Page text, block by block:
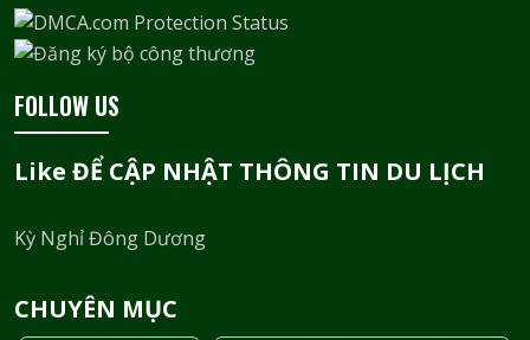
FOLLOW US
Like ĐỂ CẬP NHẬT THÔNG TIN DU LỊCH
Kỳ Nghỉ Đông Dương
CHUYÊN MỤC